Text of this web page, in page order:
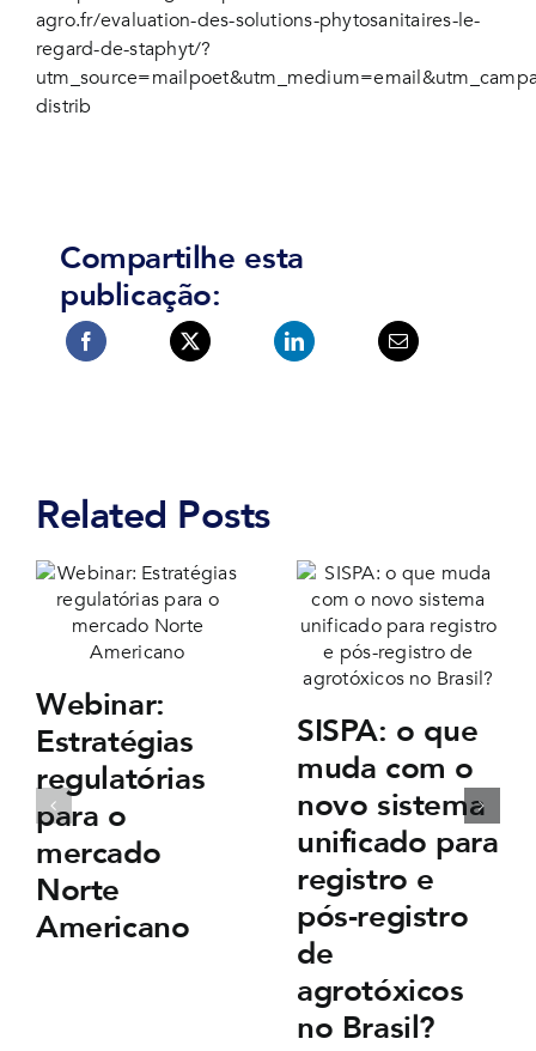
agro.fr/evaluation-des-solutions-phytosanitaires-le-
regard-de-staphyt/?
distrib
Compartilhe esta
publicação:
Related Posts
Webinar:
Estratégias
regulatórias
para o
mercado
Norte
Americano
SISPA: o que
muda com o
novo sistema
unificado para
registro e
pós-registro
de
agrotóxicos
no Brasil?